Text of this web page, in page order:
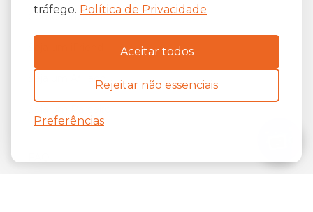
tráfego. Política de Privacidade
Aceitar todos
Rejeitar não essenciais
Preferências
Como funciona
Seja um Afiliado